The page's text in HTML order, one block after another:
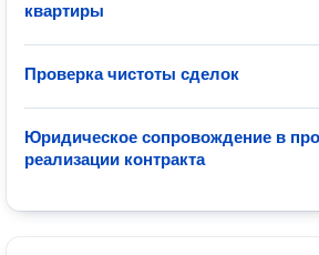
квартиры
Проверка чистоты сделок
Юридическое сопровождение в
реализации контракта